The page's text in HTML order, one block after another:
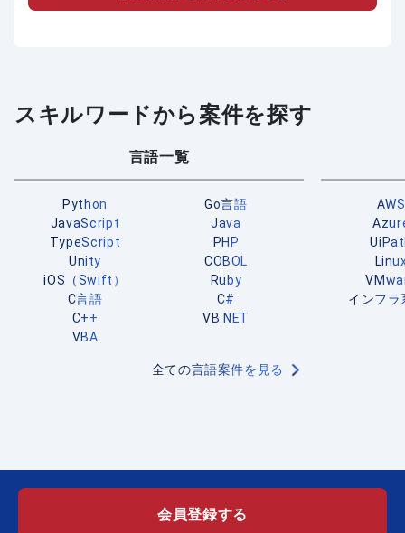
スキルワードから案件を探す
言語一覧
Python
Go言語
JavaScript
Java
TypeScript
PHP
Unity
COBOL
iOS（Swift）
Ruby
C言語
C#
C++
VB.NET
VBA
全ての言語案件を見る
AWS
インフラ
会員登録する